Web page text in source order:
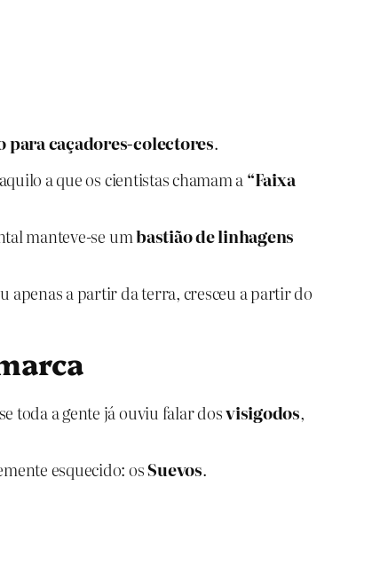
para caçadores‑colectores.
a que os cientistas chamam a“Faixa
manteve‑se umbastião de linhagens
apenas a partir da terra, cresceu a partir do
toda a gente já ouviu falar dosvisigodos,
esquecido: osSuevos.